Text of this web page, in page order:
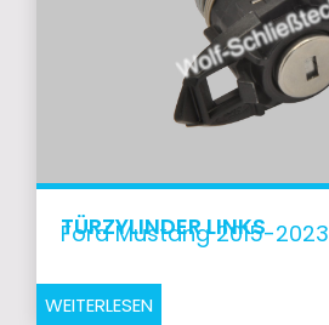
TÜRZYLINDER LINKS
Ford Mustang 2015-2023
WEITERLESEN